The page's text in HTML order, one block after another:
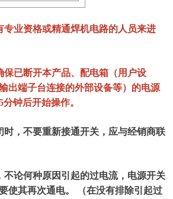
专业资格或精通焊机电路的人员来进
保已断开本产品、配电箱（用户设
出端子台连接的外部设备等）的电源
钟后开始操作。
时，不要重新接通开关，应与经销商联
不论何种原因引起的过电流，电源开关
使其再次通电。 （在没有排除引起过